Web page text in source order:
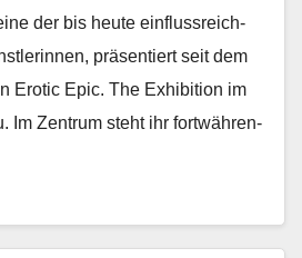
der bis heute ein­flussre­ich­
präsen­tiert seit dem
Erot­ic Epic. The Exhi­bi­tion im
Im Zen­trum ste­ht ihr fortwähren­